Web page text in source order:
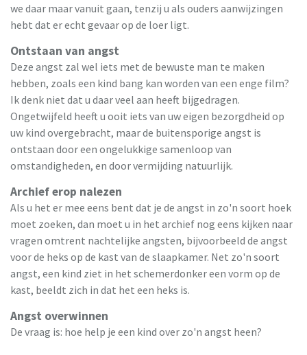
we daar maar vanuit gaan, tenzij u als ouders aanwijzingen
hebt dat er echt gevaar op de loer ligt.
Ontstaan van angst
Deze angst zal wel iets met de bewuste man te maken
hebben, zoals een kind bang kan worden van een enge film?
Ik denk niet dat u daar veel aan heeft bijgedragen.
Ongetwijfeld heeft u ooit iets van uw eigen bezorgdheid op
uw kind overgebracht, maar de buitensporige angst is
ontstaan door een ongelukkige samenloop van
omstandigheden, en door vermijding natuurlijk.
Archief erop nalezen
Als u het er mee eens bent dat je de angst in zo'n soort hoek
moet zoeken, dan moet u in het archief nog eens kijken naar
vragen omtrent nachtelijke angsten, bijvoorbeeld de angst
voor de heks op de kast van de slaapkamer. Net zo'n soort
angst, een kind ziet in het schemerdonker een vorm op de
kast, beeldt zich in dat het een heks is.
Angst overwinnen
De vraag is: hoe help je een kind over zo'n angst heen?